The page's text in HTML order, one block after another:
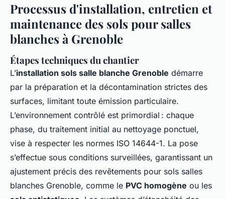
Processus d'installation, entretien et
maintenance des sols pour salles
blanches à Grenoble
Étapes techniques du chantier
L’installation sols salle blanche Grenoble démarre
par la préparation et la décontamination strictes des
surfaces, limitant toute émission particulaire.
L’environnement contrôlé est primordial : chaque
phase, du traitement initial au nettoyage ponctuel,
vise à respecter les normes ISO 14644-1. La pose
s’effectue sous conditions surveillées, garantissant un
ajustement précis des revêtements pour sols salles
blanches Grenoble, comme le PVC homogène ou les